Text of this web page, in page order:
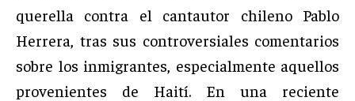
querella contra el cantautor chileno Pablo
Herrera, tras sus controversiales comentarios
sobre los inmigrantes, especialmente aquellos
provenientes de Haití. En una reciente